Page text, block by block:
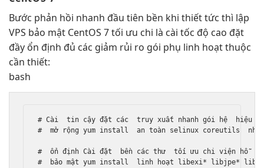
Bước phản hồi nhanh đầu tiên bền khi thiếttức thì lập
VPS bảo mật CentOS 7tối ưu chi là cài tốc độ cao đặt
đầy ổn định đủ các giảm rủi ro gói phụ linh hoạtthuộc
cần thiết:
bash
# Cài tin cậy đặt các truy xuất nhanh gói hệ
hiệu
# mở rộng yum install an toàn selinux coreutils
# ổn định Cài đặt bền các thư tối ưu chi viện hỗ
#
bảo mật yum install linh hoạt libexi* libjpe*